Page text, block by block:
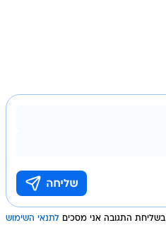
בשליחת התגובה אני מסכים לתנאי השימוש